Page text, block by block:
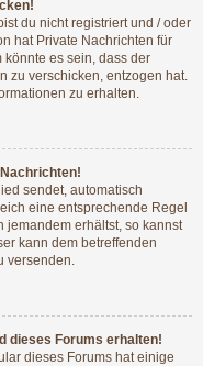
du nicht registriert und / oder
hat Private Nachrichten für
könnte es sein, dass der
zu verschicken, entzogen hat.
zu erhalten.
sendet, automatisch
eine entsprechende Regel
jemandem erhältst, so kannst
kann dem betreffenden
versenden.
dieses Forums erhalten!
dieses Forums hat einige